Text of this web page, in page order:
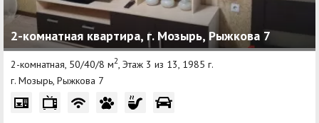
2-комнатная квартира, г. Мозырь, Рыжкова 7
2-комнатная, 50/40/8 м2 , Этаж 3 из 13, 1985 г.
г. Мозырь, Рыжкова 7